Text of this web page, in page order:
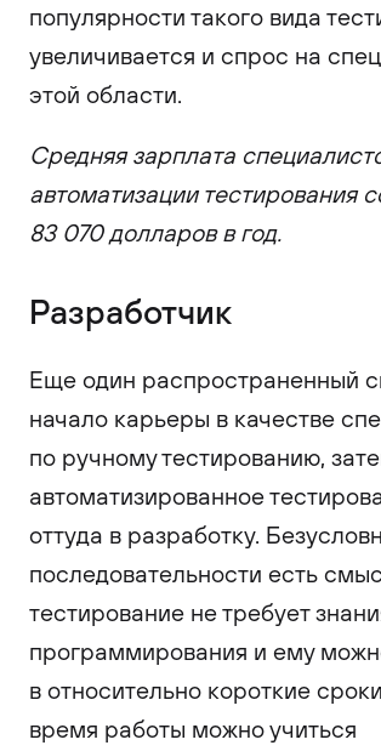
популярности такого вида
увеличивается и спрос на
этой области.
Средняя зарплата
автоматизации тестирования
83 070 долларов в год.
Разработчик
Еще один распространенный
начало карьеры в качестве
по ручному тестированию,
автоматизированное
оттуда в разработку.
последовательности есть
тестирование не требует
программирования и ему
в относительно короткие
время работы можно учиться